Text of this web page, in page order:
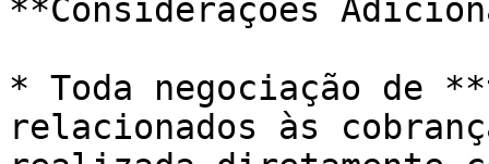
**Considerações
* Toda negociação de
relacionados às